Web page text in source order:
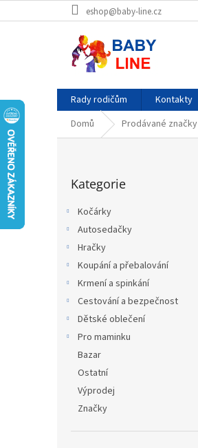
na
eshop@baby-line.cz
Rady rodičům Kontakty
Domů
Prodávané značky
kategorie
Kategorie
Kočárky
Autosedačky
Hračky
Koupání a přebalování
Krmení a spinkání
Cestování a bezpečnost
Dětské oblečení
Pro maminku
Bazar
Ostatní
Výprodej
Značky